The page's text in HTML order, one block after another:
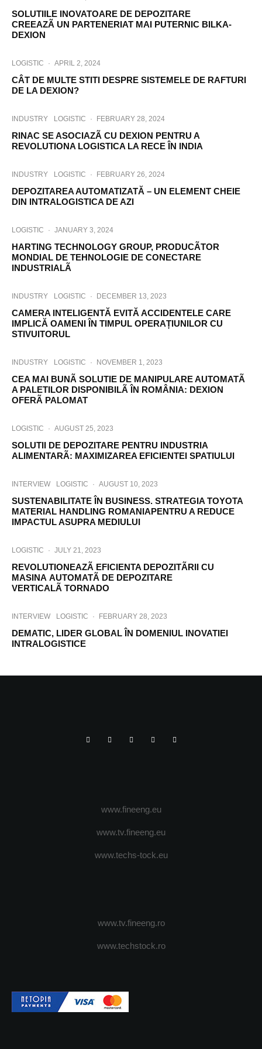
SOLUTIILE INOVATOARE DE DEPOZITARE
CREEAZÃ UN PARTENERIAT MAI PUTERNIC BILKA-
DEXION
LOGISTIC · APRIL 2, 2024
CÂT DE MULTE STITI DESPRE SISTEMELE DE RAFTURI
DE LA DEXION?
INDUSTRY LOGISTIC · FEBRUARY 28, 2024
RINAC SE ASOCIAZÃ CU DEXION PENTRU A
REVOLUTIONA LOGISTICA LA RECE ÎN INDIA
INDUSTRY LOGISTIC · FEBRUARY 26, 2024
DEPOZITAREA AUTOMATIZATĂ – UN ELEMENT CHEIE
DIN INTRALOGISTICA DE AZI
LOGISTIC · JANUARY 3, 2024
HARTING TECHNOLOGY GROUP, PRODUCÃTOR
MONDIAL DE TEHNOLOGIE DE CONECTARE
INDUSTRIALÃ
INDUSTRY LOGISTIC · DECEMBER 13, 2023
CAMERA INTELIGENTĂ EVITĂ ACCIDENTELE CARE
IMPLICĂ OAMENI ÎN TIMPUL OPERAȚIUNILOR CU
STIVUITORUL
INDUSTRY LOGISTIC · NOVEMBER 1, 2023
CEA MAI BUNÃ SOLUTIE DE MANIPULARE AUTOMATÃ
A PALETILOR DISPONIBILÃ ÎN ROMÂNIA: DEXION
OFERÃ PALOMAT
LOGISTIC · AUGUST 25, 2023
SOLUTII DE DEPOZITARE PENTRU INDUSTRIA
ALIMENTARÃ: MAXIMIZAREA EFICIENTEI SPATIULUI
INTERVIEW LOGISTIC · AUGUST 10, 2023
SUSTENABILITATE ÎN BUSINESS. STRATEGIA TOYOTA
MATERIAL HANDLING ROMANIAPENTRU A REDUCE
IMPACTUL ASUPRA MEDIULUI
LOGISTIC · JULY 21, 2023
REVOLUTIONEAZÃ EFICIENTA DEPOZITÃRII CU
MASINA AUTOMATÃ DE DEPOZITARE
VERTICALÃ TORNADO
INTERVIEW LOGISTIC · FEBRUARY 28, 2023
DEMATIC, LIDER GLOBAL ÎN DOMENIUL INOVATIEI
INTRALOGISTICE
www.fineeng.eu
www.tv.fineeng.eu
www.techs-tock.eu
www.tv.fineeng.ro
www.techstock.ro